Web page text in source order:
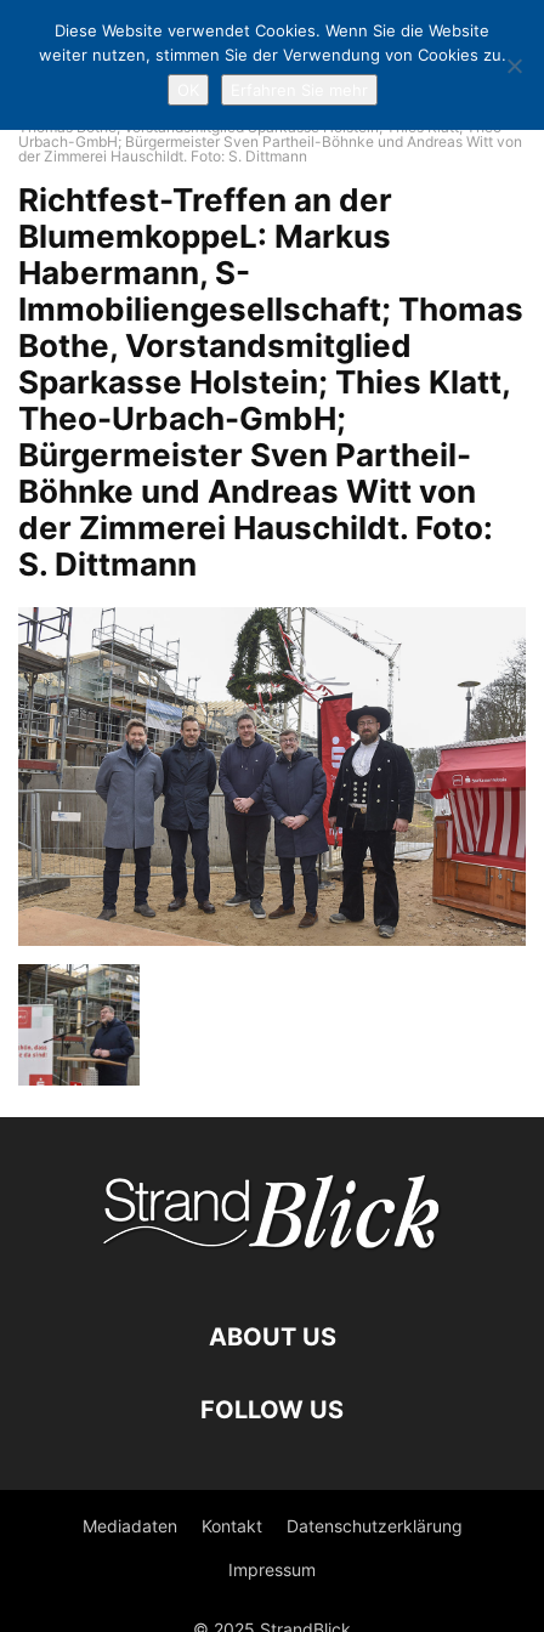
Thomas Bothe, Vorstandsmitglied Sparkasse Holstein; Thies Klatt, Theo-
Urbach-GmbH; Bürgermeister Sven Partheil-Böhnke und Andreas Witt von
der Zimmerei Hauschildt. Foto: S. Dittmann
Richtfest-Treffen an der
BlumemkoppeL: Markus
Habermann, S-
Immobiliengesellschaft; Thomas
Bothe, Vorstandsmitglied
Sparkasse Holstein; Thies Klatt,
Theo-Urbach-GmbH;
Bürgermeister Sven Partheil-
Böhnke und Andreas Witt von
der Zimmerei Hauschildt. Foto:
S. Dittmann
ABOUT US
FOLLOW US
Mediadaten Kontakt Datenschutzerklärung
Impressum
Diese Website verwendet Cookies. Wenn Sie die Website
weiter nutzen, stimmen Sie der Verwendung von Cookies zu.